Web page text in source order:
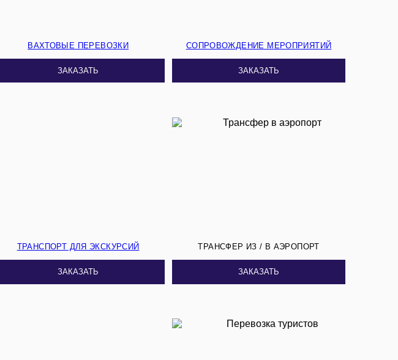
ВАХТОВЫЕ ПЕРЕВОЗКИ
ЗАКАЗАТЬ
СОПРОВОЖДЕНИЕ МЕРОПРИЯТИЙ
ЗАКАЗАТЬ
ТРАНСПОРТ ДЛЯ ЭКСКУРСИЙ
ЗАКАЗАТЬ
ТРАНСФЕР ИЗ / В АЭРОПОРТ
ЗАКАЗАТЬ